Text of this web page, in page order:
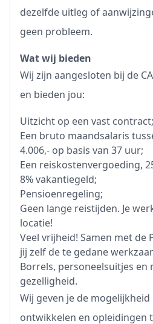
dezelfde uitleg of
geen probleem.
Wat wij bieden
Wij zijn aangesloten bij de
en bieden jou:
Uitzicht op een vast contract;
Een bruto maandsalaris
4.006,- op basis van 37 uur;
Een reiskostenvergoeding,
8% vakantiegeld;
Pensioenregeling;
Geen lange reistijden. Je
locatie!
Veel vrijheid! Samen met de
jij zelf de te gedane
Borrels, personeelsuitjes en
gezelligheid.
Wij geven je de
ontwikkelen en opleidingen